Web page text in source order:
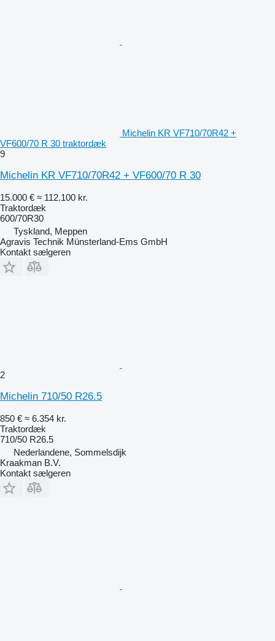
Michelin KR VF710/70R42 +
VF600/70 R 30 traktordæk
9
Michelin KR VF710/70R42 + VF600/70 R 30
15.000 € ≈ 112.100 kr.
Traktordæk
600/70R30
Tyskland, Meppen
Agravis Technik Münsterland-Ems GmbH
Kontakt sælgeren
2
Michelin 710/50 R26.5
850 € ≈ 6.354 kr.
Traktordæk
710/50 R26.5
Nederlandene, Sommelsdijk
Kraakman B.V.
Kontakt sælgeren